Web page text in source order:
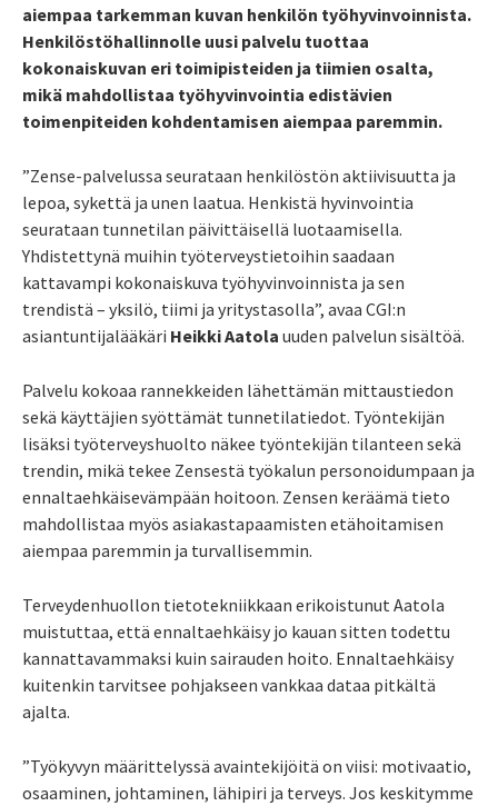
aiempaa tarkemman kuvan henkilön työhyvinvoinnista.
Henkilöstöhallinnolle uusi palvelu tuottaa
kokonaiskuvan eri toimipisteiden ja tiimien osalta,
mikä mahdollistaa työhyvinvointia edistävien
toimenpiteiden kohdentamisen aiempaa paremmin.
”Zense-palvelussa seurataan henkilöstön aktiivisuutta ja
lepoa, sykettä ja unen laatua. Henkistä hyvinvointia
seurataan tunnetilan päivittäisellä luotaamisella.
Yhdistettynä muihin työterveystietoihin saadaan
kattavampi kokonaiskuva työhyvinvoinnista ja sen
trendistä – yksilö, tiimi ja yritystasolla”, avaa CGI:n
asiantuntijalääkäri Heikki Aatola uuden palvelun sisältöä.
Palvelu kokoaa rannekkeiden lähettämän mittaustiedon
sekä käyttäjien syöttämät tunnetilatiedot. Työntekijän
lisäksi työterveyshuolto näkee työntekijän tilanteen sekä
trendin, mikä tekee Zensestä työkalun personoidumpaan ja
ennaltaehkäisevämpään hoitoon. Zensen keräämä tieto
mahdollistaa myös asiakastapaamisten etähoitamisen
aiempaa paremmin ja turvallisemmin.
Terveydenhuollon tietotekniikkaan erikoistunut Aatola
muistuttaa, että ennaltaehkäisy jo kauan sitten todettu
kannattavammaksi kuin sairauden hoito. Ennaltaehkäisy
kuitenkin tarvitsee pohjakseen vankkaa dataa pitkältä
ajalta.
”Työkyvyn määrittelyssä avaintekijöitä on viisi: motivaatio,
osaaminen, johtaminen, lähipiri ja terveys. Jos keskitymme